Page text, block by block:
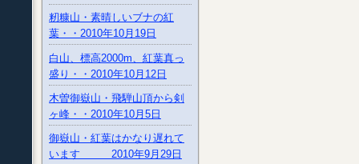
籾糠山・素晴しいブナの紅
葉・・2010年10月19日
白山、標高2000m、紅葉真っ
盛り・・2010年10月12日
木曽御嶽山・飛騨山頂から剣
ヶ峰・・2010年10月5日
御嶽山・紅葉はかなり遅れて
います 2010年9月29日